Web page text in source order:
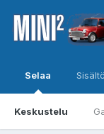
Selaa
Keskustelu
Sisältö